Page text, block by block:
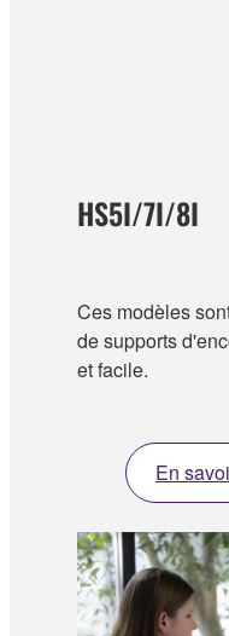
HS5I/7I/8I
Ces modèles
de supports
et facile.
En